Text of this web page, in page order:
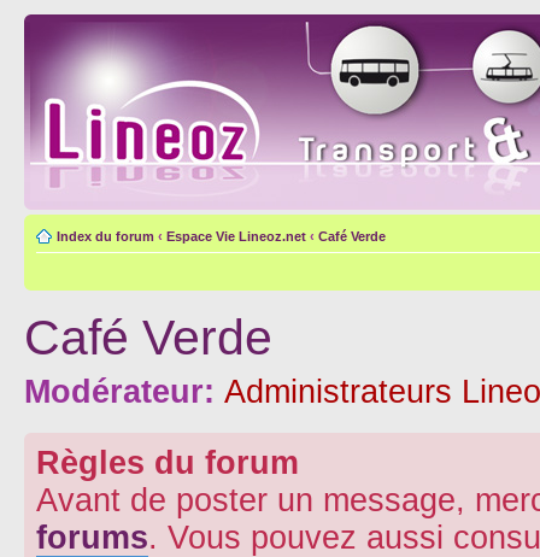
Index du forum ‹ Espace Vie Lineoz.net ‹ Café Verde
Café Verde
Modérateur: Administrateurs
Règles du forum
Avant de poster un message,
forums. Vous pouvez aussi